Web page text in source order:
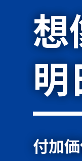
想
明
付加